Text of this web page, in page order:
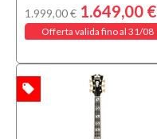
1.999,00 € 1.649,00 €
Offerta valida fino al 31/08
local_offer